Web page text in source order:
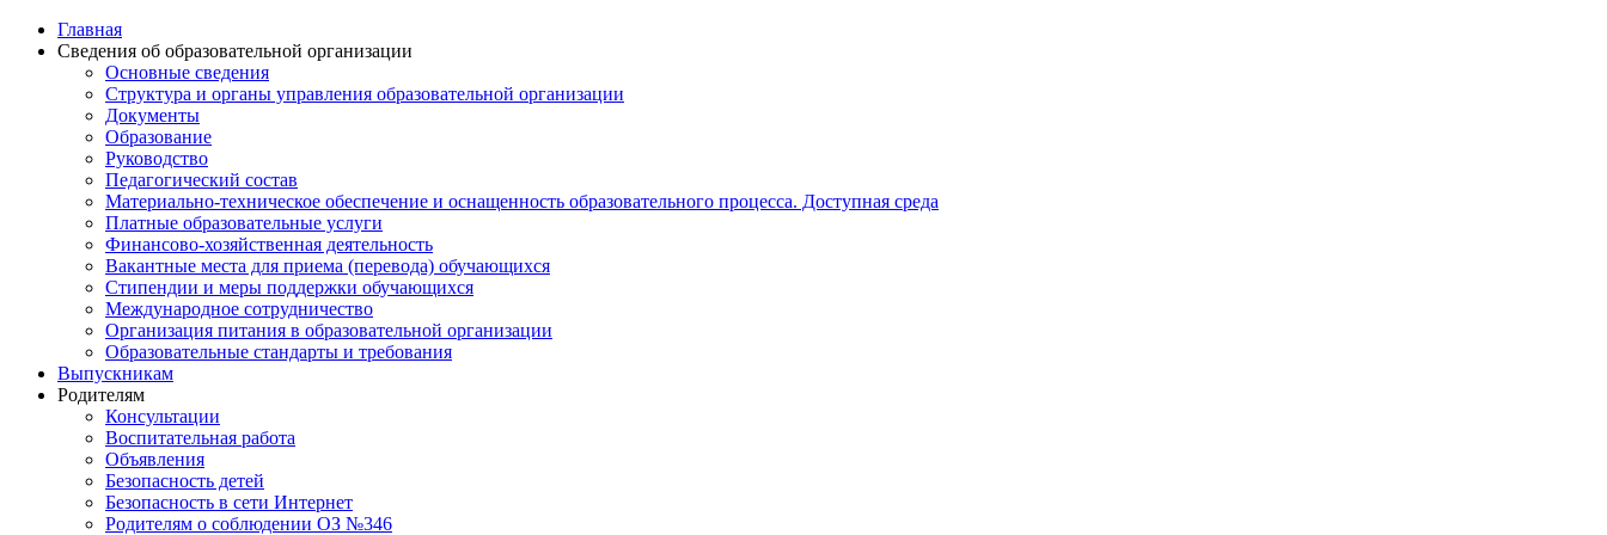
Главная
Сведения об образовательной организации
Основные сведения
Структура и органы управления образовательной организации
Документы
Образование
Руководство
Педагогический состав
Материально-техническое обеспечение и оснащенность образовательного процесса. Доступная среда
Платные образовательные услуги
Финансово-хозяйственная деятельность
Вакантные места для приема (перевода) обучающихся
Стипендии и меры поддержки обучающихся
Международное сотрудничество
Организация питания в образовательной организации
Образовательные стандарты и требования
Выпускникам
Родителям
Консультации
Воспитательная работа
Объявления
Безопасность детей
Безопасность в сети Интернет
Родителям о соблюдении ОЗ №346